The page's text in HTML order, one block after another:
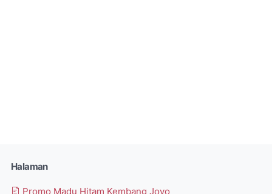
Halaman
Promo Madu Hitam Kembang Joyo